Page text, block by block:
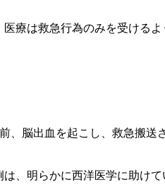
医療は救急行為のみを受ける
、脳出血を起こし、救急搬送
は、明らかに西洋医学に助け